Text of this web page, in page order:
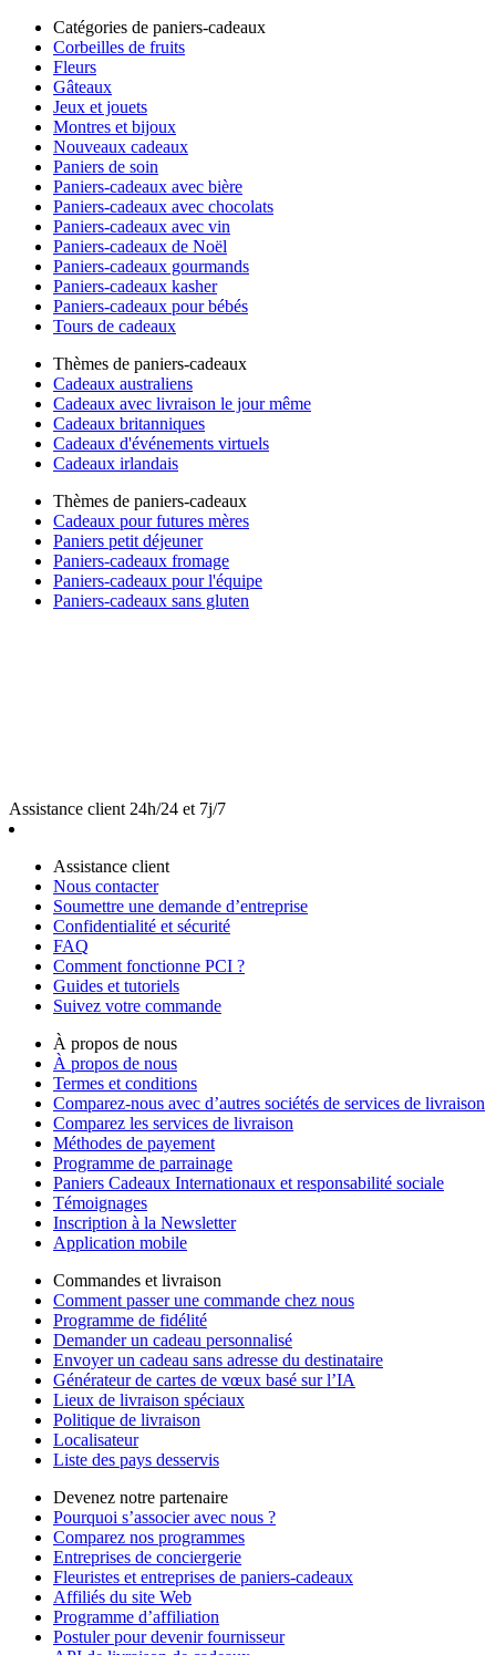
Catégories de paniers-cadeaux
Corbeilles de fruits
Fleurs
Gâteaux
Jeux et jouets
Montres et bijoux
Nouveaux cadeaux
Paniers de soin
Paniers-cadeaux avec bière
Paniers-cadeaux avec chocolats
Paniers-cadeaux avec vin
Paniers-cadeaux de Noël
Paniers-cadeaux gourmands
Paniers-cadeaux kasher
Paniers-cadeaux pour bébés
Tours de cadeaux
Thèmes de paniers-cadeaux
Cadeaux australiens
Cadeaux avec livraison le jour même
Cadeaux britanniques
Cadeaux d'événements virtuels
Cadeaux irlandais
Thèmes de paniers-cadeaux
Cadeaux pour futures mères
Paniers petit déjeuner
Paniers-cadeaux fromage
Paniers-cadeaux pour l'équipe
Paniers-cadeaux sans gluten
Assistance client 24h/24 et 7j/7
Assistance client
Nous contacter
Soumettre une demande d’entreprise
Confidentialité et sécurité
FAQ
Comment fonctionne PCI ?
Guides et tutoriels
Suivez votre commande
À propos de nous
À propos de nous
Termes et conditions
Comparez-nous avec d’autres sociétés de services de livraison
Comparez les services de livraison
Méthodes de payement
Programme de parrainage
Paniers Cadeaux Internationaux et responsabilité sociale
Témoignages
Inscription à la Newsletter
Application mobile
Commandes et livraison
Comment passer une commande chez nous
Programme de fidélité
Demander un cadeau personnalisé
Envoyer un cadeau sans adresse du destinataire
Générateur de cartes de vœux basé sur l’IA
Lieux de livraison spéciaux
Politique de livraison
Localisateur
Liste des pays desservis
Devenez notre partenaire
Pourquoi s’associer avec nous ?
Comparez nos programmes
Entreprises de conciergerie
Fleuristes et entreprises de paniers-cadeaux
Affiliés du site Web
Programme d’affiliation
Postuler pour devenir fournisseur